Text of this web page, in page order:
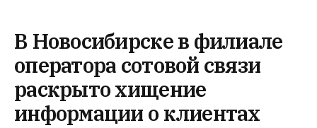
В Новосибирске в филиале
оператора сотовой связи
раскрыто хищение
информации о клиентах